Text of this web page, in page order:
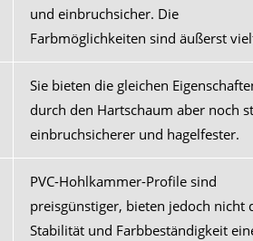
und einbruchsicher. Die
Farbmöglichkeiten sind äußerst
Sie bieten die gleichen
durch den Hartschaum aber noch
einbruchsicherer und hagelfester.
PVC-Hohlkammer-Profile sind
preisgünstiger, bieten jedoch nicht
Stabilität und Farbbeständigkeit